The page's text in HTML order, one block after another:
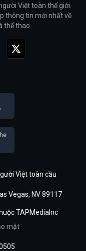
Việt toàn thế giới.
thông tin mới nhất về
thể thao.
Việt toàn cầu
Vegas, NV 89117
TAPMediaInc
mật